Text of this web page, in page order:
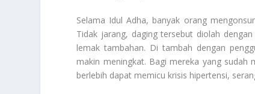
Selama Idul Adha, banyak orang
Tidak jarang, daging tersebut diolah
lemak tambahan. Di tambah dengan
makin meningkat. Bagi mereka yang
berlebih dapat memicu krisis hipertensi,